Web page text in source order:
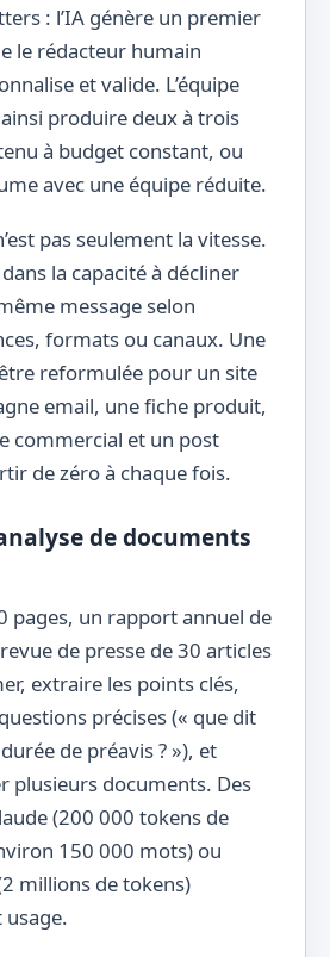
: l’IA génère un premier
le rédacteur humain
et valide. L’équipe
produire deux à trois
à budget constant, ou
avec une équipe réduite.
pas seulement la vitesse.
la capacité à décliner
message selon
formats ou canaux. Une
reformulée pour un site
email, une fiche produit,
commercial et un post
de zéro à chaque fois.
de documents
pages, un rapport annuel de
de presse de 30 articles
extraire les points clés,
précises (« que dit
de préavis ? »), et
plusieurs documents. Des
(200 000 tokens de
150 000 mots) ou
millions de tokens)
usage.